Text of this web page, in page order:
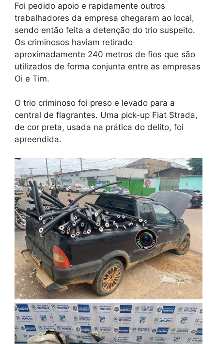
Foi pedido apoio e rapidamente outros
trabalhadores da empresa chegaram ao local,
sendo então feita a detenção do trio suspeito.
Os criminosos haviam retirado
aproximadamente 240 metros de fios que são
utilizados de forma conjunta entre as empresas
Oi e Tim.
O trio criminoso foi preso e levado para a
central de flagrantes. Uma pick-up Fiat Strada,
de cor preta, usada na prática do delito, foi
apreendida.